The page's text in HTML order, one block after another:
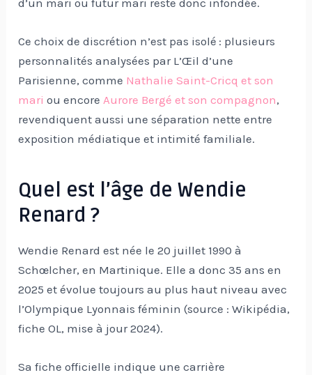
Ce choix de discrétion n’est pas isolé : plusieurs
personnalités analysées par L’Œil d’une
Parisienne, comme Nathalie Saint-Cricq et son
mari ou encore Aurore Bergé et son compagnon,
revendiquent aussi une séparation nette entre
exposition médiatique et intimité familiale.
Quel est l’âge de Wendie
Renard ?
Wendie Renard est née le 20 juillet 1990 à
Schœlcher, en Martinique. Elle a donc 35 ans en
2025 et évolue toujours au plus haut niveau avec
l’Olympique Lyonnais féminin (source : Wikipédia,
fiche OL, mise à jour 2024).
Sa fiche officielle indique une carrière